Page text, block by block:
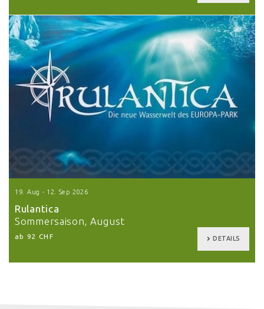
19. Aug - 12. Sep 2026
Rulantica
Sommersaison, August
ab 92 CHF DETAILS